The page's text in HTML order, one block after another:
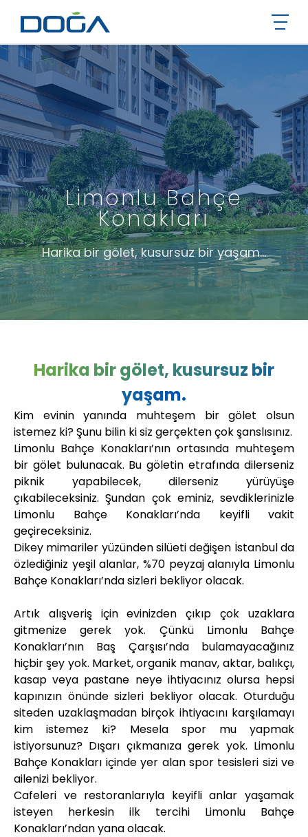
Limonlu Bahçe
Konakları
Harika bir gölet, kusursuz bir yaşam...
Harika bir gölet, kusursuz bir
yaşam.
Kim evinin yanında muhteşem bir gölet olsun
istemez ki? Şunu bilin ki siz gerçekten çok şanslısınız.
Limonlu Bahçe Konakları’nın ortasında muhteşem
bir gölet bulunacak. Bu göletin etrafında dilerseniz
piknik yapabilecek, dilerseniz yürüyüşe
çıkabileceksiniz. Şundan çok eminiz, sevdiklerinizle
Limonlu Bahçe Konakları’nda keyifli vakit
geçireceksiniz.
Dikey mimariler yüzünden silüeti değişen İstanbul da
özlediğiniz yeşil alanlar, %70 peyzaj alanıyla Limonlu
Bahçe Konakları’nda sizleri bekliyor olacak.
Artık alışveriş için evinizden çıkıp çok uzaklara
gitmenize gerek yok. Çünkü Limonlu Bahçe
Konakları’nın Baş Çarşısı’nda bulamayacağınız
hiçbir şey yok. Market, organik manav, aktar, balıkçı,
kasap veya pastane neye ihtiyacınız olursa hepsi
kapınızın önünde sizleri bekliyor olacak. Oturduğu
siteden uzaklaşmadan birçok ihtiyacını karşılamayı
kim istemez ki? Mesela spor mu yapmak
istiyorsunuz? Dışarı çıkmanıza gerek yok. Limonlu
Bahçe Konakları içinde yer alan spor tesisleri sizi ve
ailenizi bekliyor.
Cafeleri ve restoranlarıyla keyifli anlar yaşamak
isteyen herkesin ilk tercihi Limonlu Bahçe
Konakları’ndan yana olacak.